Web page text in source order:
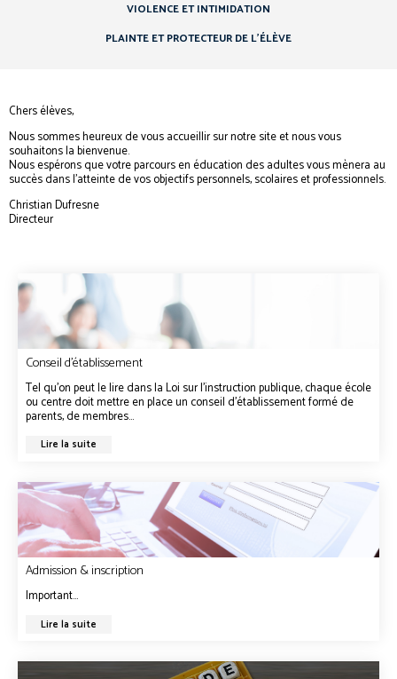
VIOLENCE ET INTIMIDATION
PLAINTE ET PROTECTEUR DE L’ÉLÈVE
Chers élèves,
Nous sommes heureux de vous accueillir sur notre site et nous vous
souhaitons la bienvenue.
Nous espérons que votre parcours en éducation des adultes vous mènera au
succès dans l’atteinte de vos objectifs personnels, scolaires et professionnels.
Christian Dufresne
Directeur
Conseil d’établissement
Tel qu’on peut le lire dans la Loi sur l’instruction publique, chaque école
ou centre doit mettre en place un conseil d’établissement formé de
parents, de membres...
Lire la suite
Admission & inscription
Important...
Lire la suite